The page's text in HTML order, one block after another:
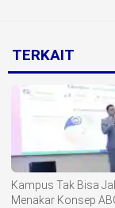
TERKAIT
Kampus Tak Bisa
Menakar Konsep